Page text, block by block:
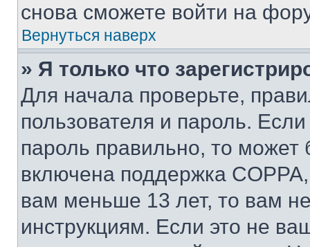
снова сможете войти на
Вернуться наверх
» Я только что
Для начала проверьте,
пользователя и пароль.
пароль правильно, то может
включена поддержка
вам меньше 13 лет, то вам
инструкциям. Если это не